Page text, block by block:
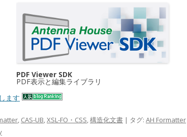
PDF Viewer SDK
PDF表示と編集ライブラリ
ます
, CAS-UB,XSL-FO・CSS,構造化文書 | タグ: AH Formatter